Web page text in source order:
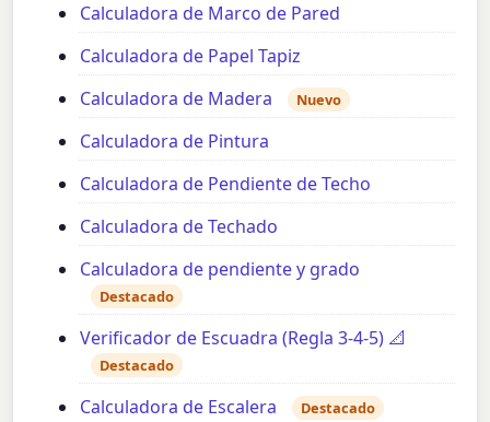
Calculadora de Marco de Pared
Calculadora de Papel Tapiz
Calculadora de Madera
Nuevo
Calculadora de Pintura
Calculadora de Pendiente de Techo
Calculadora de Techado
Calculadora de pendiente y grado
Destacado
Verificador de Escuadra (Regla 3-4-5) 📐
Destacado
Calculadora de Escalera Destacado